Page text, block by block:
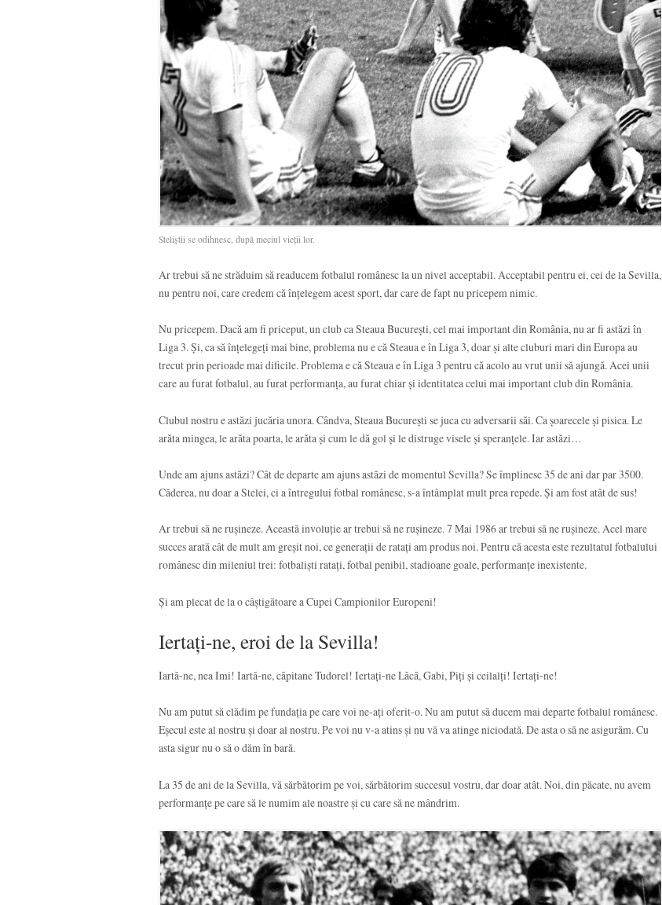
Steliștii se odihnesc, după meciul vieții lor.
Ar trebui să ne străduim să readucem fotbalul românesc la un nivel acceptabil. Acceptabil pentru ei, cei de la Sevilla,
nu pentru noi, care credem că înțelegem acest sport, dar care de fapt nu pricepem nimic.
Nu pricepem. Dacă am fi priceput, un club ca Steaua București, cel mai important din România, nu ar fi astăzi în
Liga 3. Și, ca să înțelegeți mai bine, problema nu e că Steaua e în Liga 3, doar și alte cluburi mari din Europa au
trecut prin perioade mai dificile. Problema e că Steaua e în Liga 3 pentru că acolo au vrut unii să ajungă. Acei unii
care au furat fotbalul, au furat performanța, au furat chiar și identitatea celui mai important club din România.
Clubul nostru e astăzi jucăria unora. Cândva, Steaua București se juca cu adversarii săi. Ca șoarecele și pisica. Le
arăta mingea, le arăta poarta, le arăta și cum le dă gol și le distruge visele și speranțele. Iar astăzi…
Unde am ajuns astăzi? Cât de departe am ajuns astăzi de momentul Sevilla? Se împlinesc 35 de ani dar par 3500.
Căderea, nu doar a Stelei, ci a întregului fotbal românesc, s-a întâmplat mult prea repede. Și am fost atât de sus!
Ar trebui să ne rușineze. Această involuție ar trebui să ne rușineze. 7 Mai 1986 ar trebui să ne rușineze. Acel mare
succes arată cât de mult am greșit noi, ce generații de ratați am produs noi. Pentru că acesta este rezultatul fotbalului
românesc din mileniul trei: fotbaliști ratați, fotbal penibil, stadioane goale, performanțe inexistente.
Și am plecat de la o câștigătoare a Cupei Campionilor Europeni!
Iertați-ne, eroi de la Sevilla!
Iartă-ne, nea Imi! Iartă-ne, căpitane Tudorel! Iertați-ne Lăcă, Gabi, Piți și ceilalți! Iertați-ne!
Nu am putut să clădim pe fundația pe care voi ne-ați oferit-o. Nu am putut să ducem mai departe fotbalul românesc.
Eșecul este al nostru și doar al nostru. Pe voi nu v-a atins și nu vă va atinge niciodată. De asta o să ne asigurăm. Cu
asta sigur nu o să o dăm în bară.
La 35 de ani de la Sevilla, vă sărbătorim pe voi, sărbătorim succesul vostru, dar doar atât. Noi, din păcate, nu avem
performanțe pe care să le numim ale noastre și cu care să ne mândrim.